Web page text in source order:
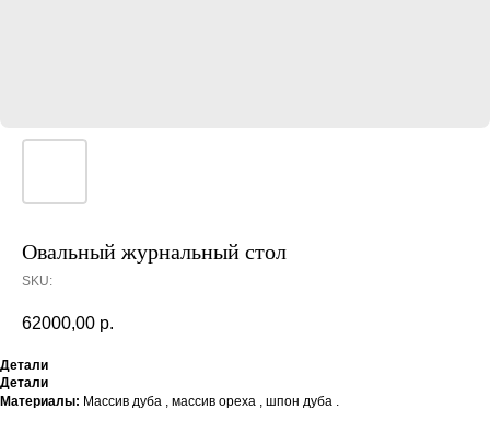
Овальный журнальный стол
SKU:
62000,00 р.
Детали
Детали
Материалы: Массив дуба , массив ореха , шпон дуба .